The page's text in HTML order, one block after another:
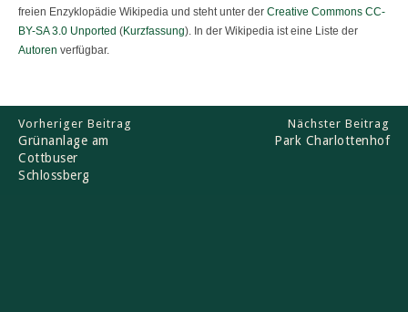
freien Enzyklopädie Wikipedia und steht unter der Creative Commons CC-
BY-SA 3.0 Unported (Kurzfassung). In der Wikipedia ist eine Liste der
Autoren verfügbar.
Vorheriger Beitrag
Grünanlage am
Cottbuser
Schlossberg
Nächster Beitrag
Park Charlottenhof